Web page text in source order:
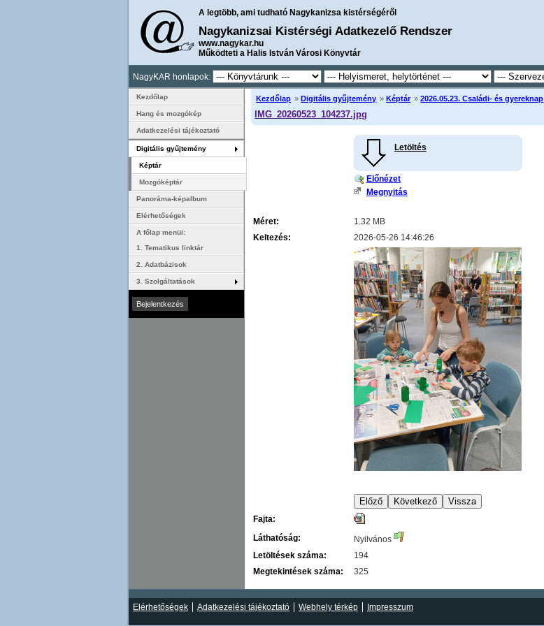
A legtöbb, ami tudható Nagykanizsa kistérségéről
Nagykanizsai Kistérségi Adatkezelő Rendszer
www.nagykar.hu
Működteti a Halis István Városi Könyvtár
NagyKAR honlapok:
Kezdőlap » Digitális gyűjtemény » Képtár »2026.05.23. Családi- és gyereknap
IMG_20260523_104237.jpg
Letöltés
Előnézet
Megnyitás
Méret:
1.32 MB
Keltezés:
2026-05-26 14:46:26
Fajta:
Láthatóság:
Nyilvános
Letöltések száma:
194
Megtekintések száma:
325
Kezdőlap
Hang és mozgókép
Adatkezelési tájékoztató
Digitális gyűjtemény
Képtár
Mozgóképtár
Panoráma-képalbum
Elérhetőségek
A főlap menüi:
1. Tematikus linktár
2. Adatbázisok
3. Szolgáltatások
Elérhetőségek Adatkezelési tájékoztató Webhely térkép Impresszum